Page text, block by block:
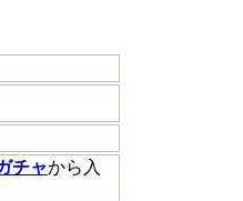
チャから入